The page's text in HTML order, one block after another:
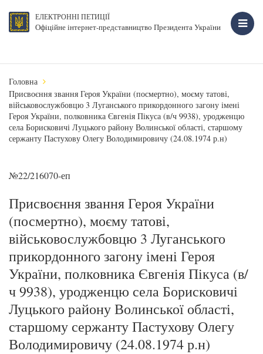
ЕЛЕКТРОННІ ПЕТИЦІЇ
Офіційне інтернет-представництво Президента України
Головна
Присвоєння звання Героя України (посмертно), моєму татові,
військовослужбовцю 3 Луганського прикордонного загону імені
Героя України, полковника Євгенія Пікуса (в/ч 9938), уродженцю
села Борисковичі Луцького району Волинської області, старшому
сержанту Пастухову Олегу Володимировичу (24.08.1974 р.н)
№22/216070-еп
Присвоєння звання Героя України
(посмертно), моєму татові,
військовослужбовцю 3 Луганського
прикордонного загону імені Героя
України, полковника Євгенія Пікуса (в/
ч 9938), уродженцю села Борисковичі
Луцького району Волинської області,
старшому сержанту Пастухову Олегу
Володимировичу (24.08.1974 р.н)